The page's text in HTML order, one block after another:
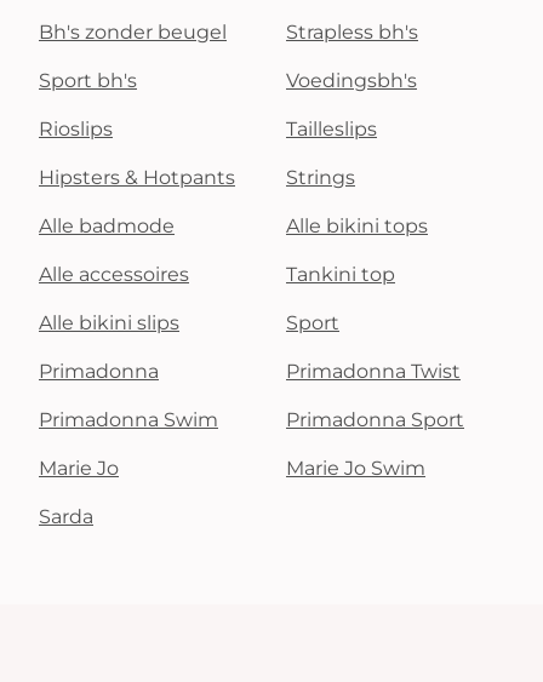
Bh's zonder beugel Strapless bh's
Sport bh's Voedingsbh's
Rioslips Tailleslips
Hipsters & Hotpants Strings
Alle badmode Alle bikini tops
Alle accessoires Tankini top
Alle bikini slips Sport
Primadonna Primadonna Twist
Primadonna Swim Primadonna Sport
Marie Jo Marie Jo Swim
Sarda